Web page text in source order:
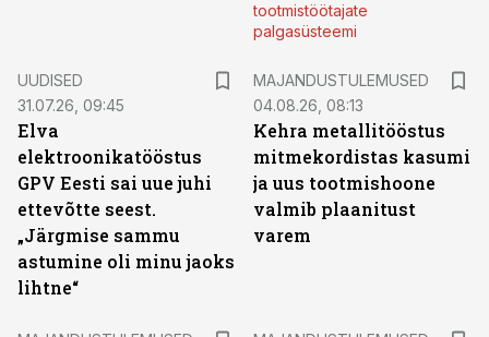
tootmistöötajate
palgasüsteemi
UUDISED
31.07.26, 09:45
Elva
elektroonikatööstus
GPV Eesti sai uue juhi
ettevõtte seest.
„Järgmise sammu
astumine oli minu jaoks
lihtne“
MAJANDUSTULEMUSED
04.08.26, 08:13
Kehra metallitööstus
mitmekordistas kasumi
ja uus tootmishoone
valmib plaanitust
varem